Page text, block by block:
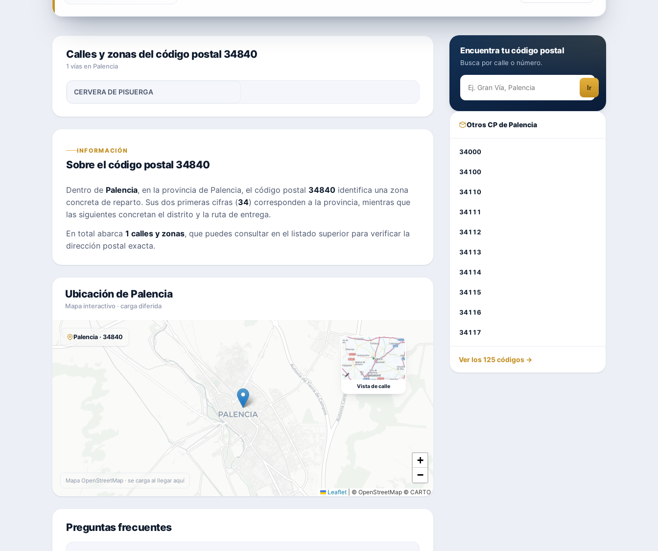
Calles y zonas del código postal 34840
1 vías en Palencia
CERVERA DE PISUERGA
INFORMACIÓN
Sobre el código postal 34840
Dentro de Palencia, en la provincia de Palencia, el código postal 34840 identifica una zona
concreta de reparto. Sus dos primeras cifras (34) corresponden a la provincia, mientras que
las siguientes concretan el distrito y la ruta de entrega.
En total abarca 1 calles y zonas, que puedes consultar en el listado superior para verificar la
dirección postal exacta.
Ubicación de Palencia
Mapa interactivo · carga diferida
+
−
Leaflet © OpenStreetMap © CARTO
Palencia · 34840
Vista de calle
Mapa OpenStreetMap · se carga al llegar aquí
Preguntas frecuentes
Encuentra tu código postal
Busca por calle o número.
Ir
Otros CP de Palencia
34000
34100
34110
34111
34112
34113
34114
34115
34116
34117
Ver los 125 códigos →